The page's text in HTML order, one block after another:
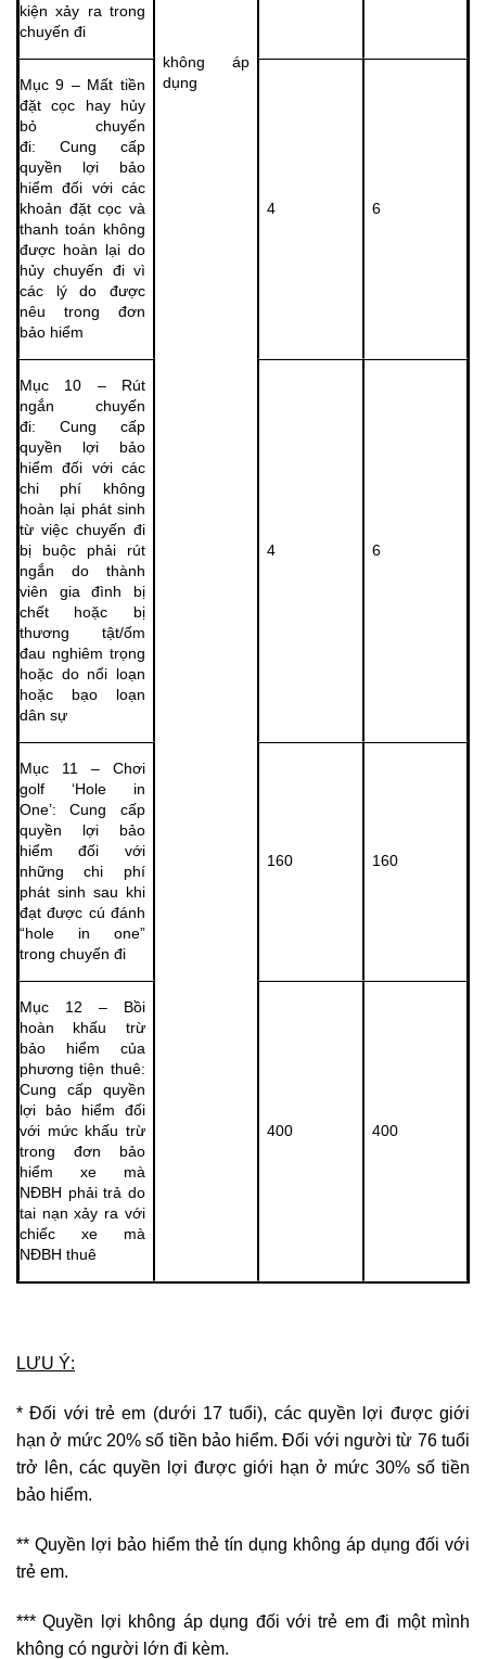
không áp
dụng
kiện xảy ra trong
chuyến đi
Mục 9 – Mất tiền
đặt cọc hay hủy
bỏ chuyến
đi: Cung cấp
quyền lợi bảo
hiểm đối với các
khoản đặt cọc và
thanh toán không
được hoàn lại do
hủy chuyến đi vì
các lý do được
nêu trong đơn
bảo hiểm
4 6
Mục 10 – Rút
ngắn chuyến
đi: Cung cấp
quyền lợi bảo
hiểm đối với các
chi phí không
hoàn lại phát sinh
từ việc chuyến đi
bị buộc phải rút
ngắn do thành
viên gia đình bị
chết hoặc bị
thương tật/ốm
đau nghiêm trọng
hoặc do nổi loạn
hoặc bạo loạn
dân sự
4 6
Mục 11 – Chơi
golf ‘Hole in
One’: Cung cấp
quyền lợi bảo
hiểm đối với
những chi phí
phát sinh sau khi
đạt được cú đánh
“hole in one”
trong chuyến đi
160 160
Mục 12 – Bồi
hoàn khấu trừ
bảo hiểm của
phương tiện thuê:
Cung cấp quyền
lợi bảo hiểm đối
với mức khấu trừ
trong đơn bảo
hiểm xe mà
NĐBH phải trả do
tai nạn xảy ra với
chiếc xe mà
NĐBH thuê
400 400
LƯU Ý:
* Đối với trẻ em (dưới 17 tuổi), các quyền lợi được giới
hạn ở mức 20% số tiền bảo hiểm. Đối với người từ 76 tuổi
trở lên, các quyền lợi được giới hạn ở mức 30% số tiền
bảo hiểm.
** Quyền lợi bảo hiểm thẻ tín dụng không áp dụng đối với
trẻ em.
*** Quyền lợi không áp dụng đối với trẻ em đi một mình
không có người lớn đi kèm.